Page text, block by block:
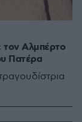
Αλμπέρτο
Πατέρα